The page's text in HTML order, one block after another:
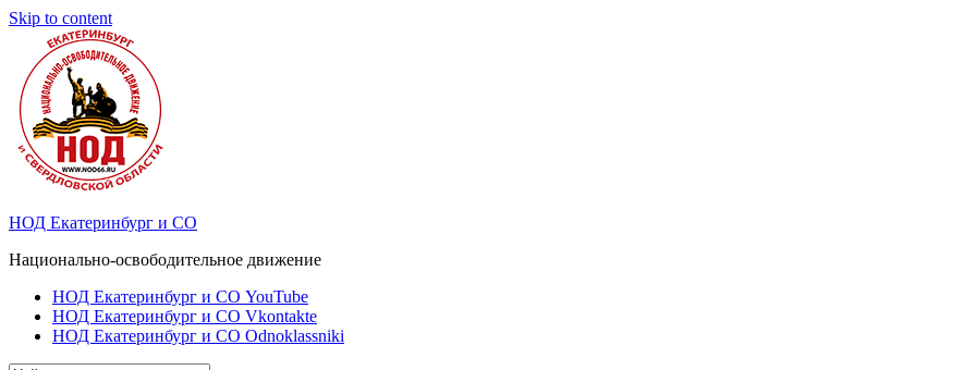
Skip to content
НОД Екатеринбург и СО
Национально-освободительное движение
НОД Екатеринбург и СО YouTube
НОД Екатеринбург и СО Vkontakte
НОД Екатеринбург и СО Odnoklassniki